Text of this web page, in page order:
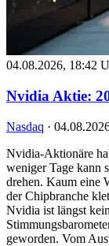
04.08.2026, 18:42
Nvidia Aktie:
Nasdaq ·
Nvidia-Aktionäre
weniger Tage kann
drehen. Kaum eine
der Chipbranche
Nvidia ist längst
geworden. Vom